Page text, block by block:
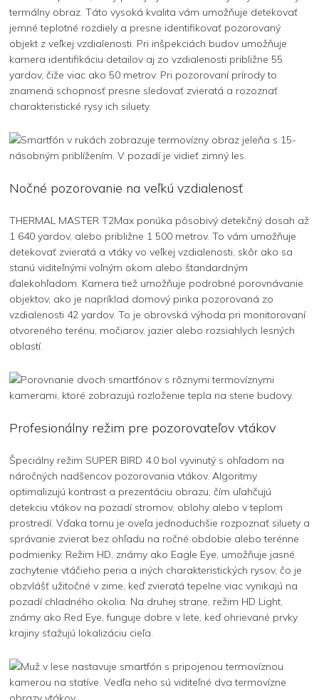
termálny obraz. Táto vysoká kvalita vám umožňuje detekovať
jemné teplotné rozdiely a presne identifikovať pozorovaný
objekt z veľkej vzdialenosti. Pri inšpekciách budov umožňuje
kamera identifikáciu detailov aj zo vzdialenosti približne 55
yardov, čiže viac ako 50 metrov. Pri pozorovaní prírody to
znamená schopnosť presne sledovať zvieratá a rozoznať
charakteristické rysy ich siluety.
Nočné pozorovanie na veľkú vzdialenosť
THERMAL MASTER T2Max ponúka pôsobivý detekčný dosah až
1 640 yardov, alebo približne 1 500 metrov. To vám umožňuje
detekovať zvieratá a vtáky vo veľkej vzdialenosti, skôr ako sa
stanú viditeľnými voľným okom alebo štandardným
ďalekohľadom. Kamera tiež umožňuje podrobné porovnávanie
objektov, ako je napríklad domový pinka pozorovaná zo
vzdialenosti 42 yardov. To je obrovská výhoda pri monitorovaní
otvoreného terénu, močiarov, jazier alebo rozsiahlych lesných
oblastí.
Profesionálny režim pre pozorovateľov vtákov
Špeciálny režim SUPER BIRD 4.0 bol vyvinutý s ohľadom na
náročných nadšencov pozorovania vtákov. Algoritmy
optimalizujú kontrast a prezentáciu obrazu, čím uľahčujú
detekciu vtákov na pozadí stromov, oblohy alebo v teplom
prostredí. Vďaka tomu je oveľa jednoduchšie rozpoznať siluety a
správanie zvierat bez ohľadu na ročné obdobie alebo terénne
podmienky. Režim HD, známy ako Eagle Eye, umožňuje jasné
zachytenie vtáčieho peria a iných charakteristických rysov, čo je
obzvlášť užitočné v zime, keď zvieratá tepelne viac vynikajú na
pozadí chladného okolia. Na druhej strane, režim HD Light,
známy ako Red Eye, funguje dobre v lete, keď ohrievané prvky
krajiny sťažujú lokalizáciu cieľa.